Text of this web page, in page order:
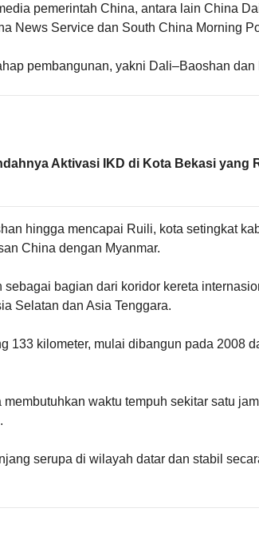
pemerintah China, antara lain China
News Service dan South China Morning
pembangunan, yakni Dali–Baoshan
Aktivasi IKD di Kota Bekasi yang
hingga mencapai Ruili, kota setingkat
China dengan Myanmar.
bagian dari koridor kereta
Selatan dan Asia Tenggara.
133 kilometer, mulai dibangun pada 2008
waktu tempuh sekitar satu
serupa di wilayah datar dan stabil